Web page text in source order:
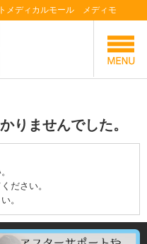
メディカルモール メディモ
りませんでした。
ださい。
。